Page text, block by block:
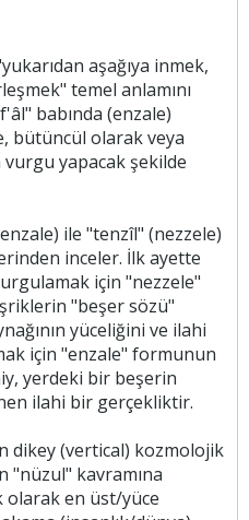
aşağıya inmek,
temel anlamını
babında (enzale)
bütüncül olarak veya
vurgu yapacak şekilde
ile "tenzîl" (nezzele)
inceler. İlk ayette
için "nezzele"
"beşer sözü"
yüceliğini ve ilahi
için "enzale" formunun
yerdeki bir beşerin
ilahi bir gerçekliktir.
dikey (vertical) kozmolojik
"nüzul" kavramına
olarak en üst/yüce